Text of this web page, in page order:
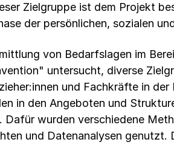
Zielgruppe ist dem Projekt
der persönlichen, sozialen
von Bedarfslagen im
untersucht, diverse
und Fachkräfte in
in den Angeboten und
Dafür wurden verschiedene
und Datenanalysen genutzt.